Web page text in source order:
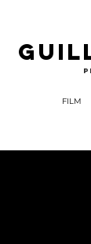
FILM